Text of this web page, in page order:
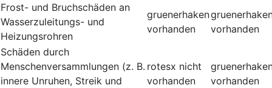
Frost- und Bruchschäden an
Wasserzuleitungs- und
Heizungsrohren
gruenerhaken
vorhanden
vorhanden
Schäden durch
Menschenversammlungen (z. B.
innere Unruhen, Streik und
rotesx nicht
vorhanden
vorhanden